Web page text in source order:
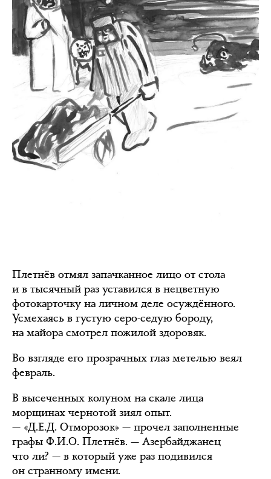
Плетнёв отмял запачканное лицо от стола
и в тысячный раз уставился в нецветную
фотокарточку на личном деле осуждённого.
Усмехаясь в густую серо-седую бороду,
на майора смотрел пожилой здоровяк.
Во взгляде его прозрачных глаз метелью веял
февраль.
В высеченных колуном на скале лица
морщинах чернотой зиял опыт.
— «Д.Е.Д. Отморозок» — прочел заполненные
графы Ф.И.О. Плетнёв. — Азербайджанец
что ли? — в который уже раз подивился
он странному имени.